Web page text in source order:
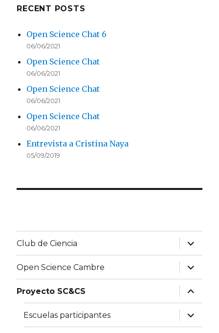
RECENT POSTS
Open Science Chat 6
06/06/2021
Open Science Chat
06/06/2021
Open Science Chat
06/06/2021
Open Science Chat
06/06/2021
Entrevista a Cristina Naya
05/09/2019
Club de Ciencia
expand
child
menu
Open Science Cambre
expand
child
menu
Proyecto SC&CS
expand
child
menu
Escuelas participantes
expand
child
menu